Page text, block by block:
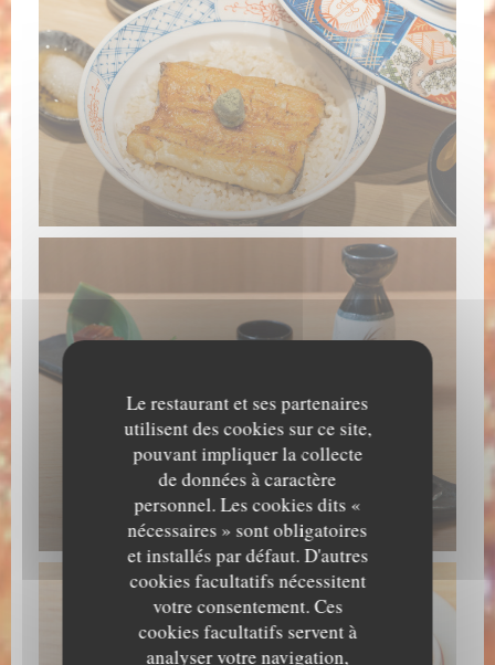
Le restaurant et ses partenaires
utilisent des cookies sur ce site,
pouvant impliquer la collecte
de données à caractère
personnel. Les cookies dits «
nécessaires » sont obligatoires
et installés par défaut. D'autres
cookies facultatifs nécessitent
votre consentement. Ces
cookies facultatifs servent à
analyser votre navigation,